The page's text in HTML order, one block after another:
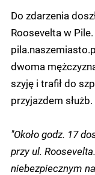
Do zdarzenia
Roosevelta w
dwoma
szyję i trafił do
przyjazdem służb.
"Około godz. 17
przy ul.
niebezpiecznym